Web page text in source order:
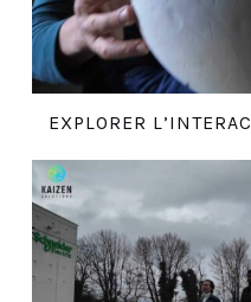
EXPLORER